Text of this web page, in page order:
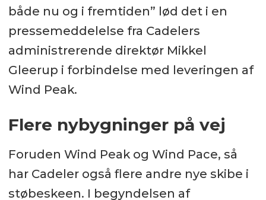
både nu og i fremtiden” lød det i en
pressemeddelelse fra Cadelers
administrerende direktør Mikkel
Gleerup i forbindelse med leveringen af
Wind Peak.
Flere nybygninger på vej
Foruden Wind Peak og Wind Pace, så
har Cadeler også flere andre nye skibe i
støbeskeen. I begyndelsen af